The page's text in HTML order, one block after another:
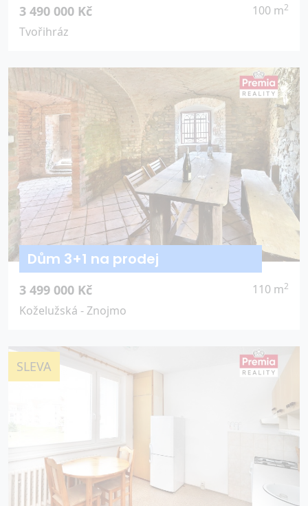
3 490 000 Kč 100 m2
Tvořihráz
Dům 3+1 na prodej
3 499 000 Kč 110 m2
Koželužská - Znojmo
SLEVA